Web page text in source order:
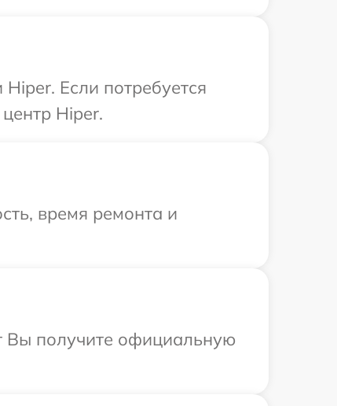
Если потребуется
Hiper.
время ремонта и
Вы получите официальную